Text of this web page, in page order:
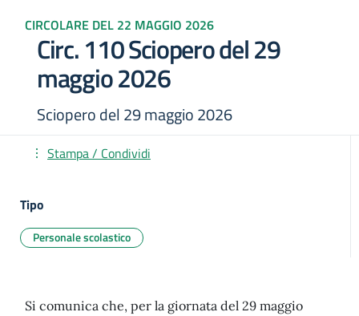
CIRCOLARE DEL 22 MAGGIO 2026
Circ. 110 Sciopero del 29
maggio 2026
Sciopero del 29 maggio 2026
Stampa / Condividi
Tipo
Personale scolastico
Si comunica che, per la giornata del 29 maggio